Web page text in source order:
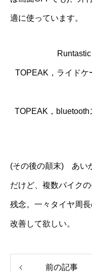
適に使っています。
Runtastic
TOPEAK， ライドケ
TOPEAK，
(その後の顛末) あい
だけど、複数バイク
残念。一々タイヤ周
改善して欲しい。
前の記事